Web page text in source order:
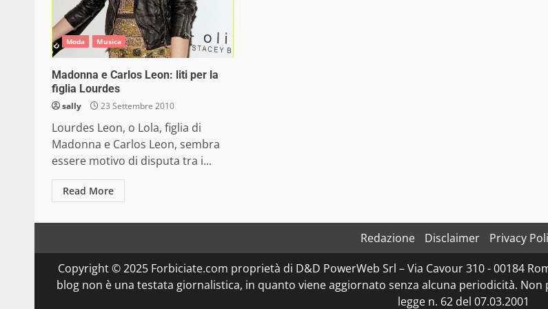
Moda Musica
Madonna e Carlos Leon: liti per la
figlia Lourdes
sally 23 Settembre 2010
Lourdes Leon, o Lola, figlia di
Madonna e Carlos Leon, sembra
essere motivo di disputa tra i...
Read More
Redazione Disclaimer
Privacy
Copyright © 2025 Forbiciate.com proprietà di D&D PowerWeb Srl – Via Cavour 310 - 00184
blog non è una testata giornalistica, in quanto viene aggiornato senza alcuna periodicità.
legge n. 62 del 07.03.2001